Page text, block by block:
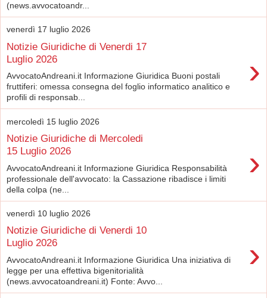
(news.avvocatoandr...
venerdì 17 luglio 2026
Notizie Giuridiche di Venerdi 17
Luglio 2026
›
AvvocatoAndreani.it Informazione Giuridica Buoni postali
fruttiferi: omessa consegna del foglio informatico analitico e
profili di responsab...
mercoledì 15 luglio 2026
Notizie Giuridiche di Mercoledi
15 Luglio 2026
›
AvvocatoAndreani.it Informazione Giuridica Responsabilità
professionale dell'avvocato: la Cassazione ribadisce i limiti
della colpa (ne...
venerdì 10 luglio 2026
Notizie Giuridiche di Venerdi 10
Luglio 2026
›
AvvocatoAndreani.it Informazione Giuridica Una iniziativa di
legge per una effettiva bigenitorialità
(news.avvocatoandreani.it) Fonte: Avvo...